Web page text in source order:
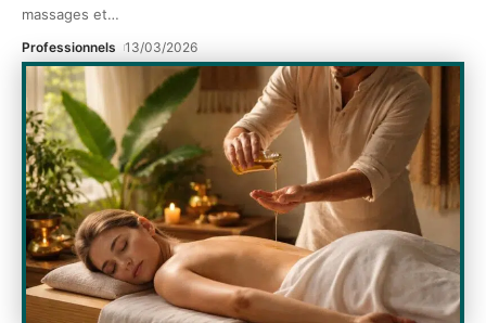
massages et…
Professionnels 13/03/2026